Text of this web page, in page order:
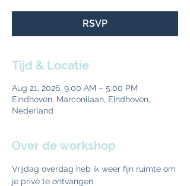
RSVP
Tijd & Locatie
Aug 21, 2026, 9:00 AM – 5:00 PM
Eindhoven, Marconilaan, Eindhoven,
Nederland
Over de workshop
Vrijdag overdag heb ik weer fijn ruimte om
je privé te ontvangen.